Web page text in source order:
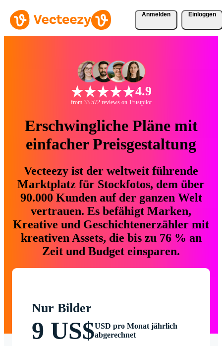
Anmelden Einloggen
4.9
from 33.572 reviews on Trustpilot
Erschwingliche Pläne mit
einfacher Preisgestaltung
Vecteezy ist der weltweit führende
Marktplatz für Stockfotos, dem über
90.000 Kunden auf der ganzen Welt
vertrauen. Es befähigt Marken,
Kreative und Geschichtenerzähler mit
kreativen Assets, die bis zu 76 % an
Zeit und Budget einsparen.
Nur Bilder
9 US$USD pro Monat jährlich
abgerechnet